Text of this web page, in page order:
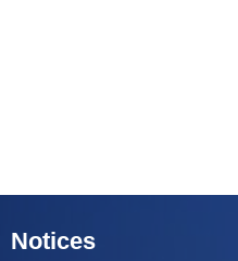
Notices